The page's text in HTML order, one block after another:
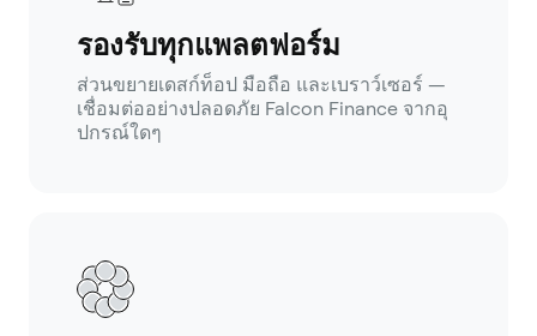
รองรับทุกแพลตฟอร์ม
ส่วนขยายเดสก์ท็อป มือถือ และเบราว์เซอร์ —
เชื่อมต่ออย่างปลอดภัย Falcon Finance จากอุ
ปกรณ์ใดๆ